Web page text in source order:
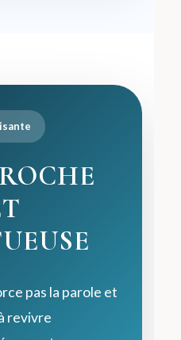
pas la parole et
revivre